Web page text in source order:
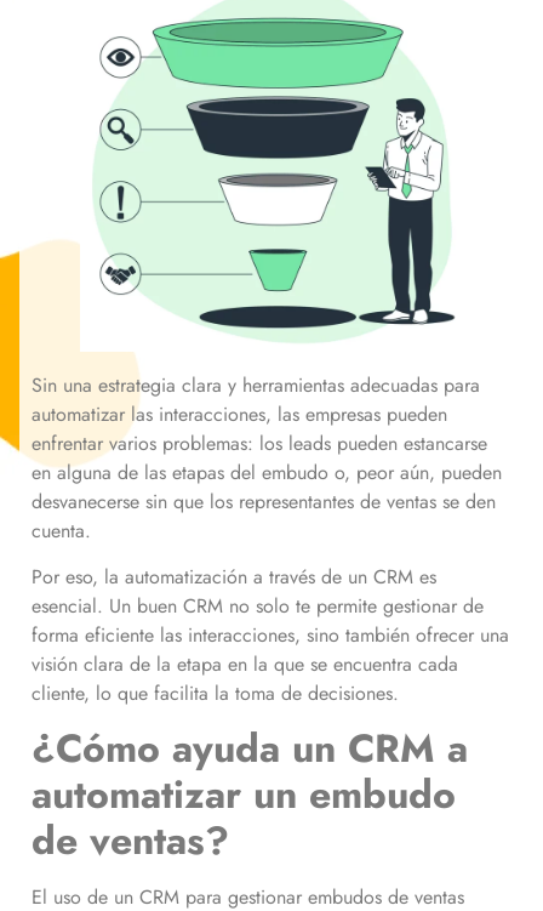
Sin una estrategia clara y herramientas adecuadas para
automatizar las interacciones, las empresas pueden
enfrentar varios problemas: los leads pueden estancarse
en alguna de las etapas del embudo o, peor aún, pueden
desvanecerse sin que los representantes de ventas se den
cuenta.
Por eso, la automatización a través de un CRM es
esencial. Un buen CRM no solo te permite gestionar de
forma eficiente las interacciones, sino también ofrecer una
visión clara de la etapa en la que se encuentra cada
cliente, lo que facilita la toma de decisiones.
¿Cómo ayuda un CRM a
automatizar un embudo
de ventas?
El uso de un CRM para gestionar embudos de ventas